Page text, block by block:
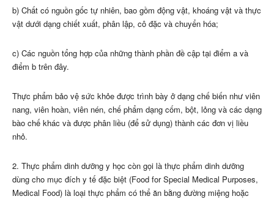
b) Chất có nguồn gốc tự nhiên, bao gồm động vật, khoáng vật và thực
vật dưới dạng chiết xuất, phân lập, cô đặc và chuyển hóa;
c) Các nguồn tổng hợp của những thành phần đề cập tại điểm a và
điểm b trên đây.
Thực phẩm bảo vệ sức khỏe được trình bày ở dạng chế biến như viên
nang, viên hoàn, viên nén, chế phẩm dạng cốm, bột, lỏng và các dạng
bào chế khác và được phân liều (để sử dụng) thành các đơn vị liều
nhỏ.
2. Thực phẩm dinh dưỡng y học còn gọi là thực phẩm dinh dưỡng
dùng cho mục đích y tế đặc biệt (Food for Special Medical Purposes,
Medical Food) là loại thực phẩm có thể ăn bằng đường miệng hoặc